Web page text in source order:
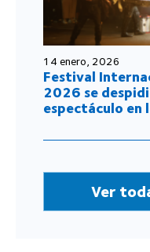
14 enero, 2026
Festival
2026 se
espectáculo en
Ver